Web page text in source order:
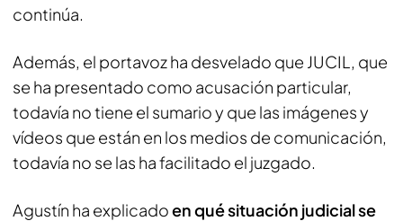
continúa.
Además, el portavoz ha desvelado que JUCIL, que
se ha presentado como acusación particular,
todavía no tiene el sumario y que las imágenes y
vídeos que están en los medios de comunicación,
todavía no se las ha facilitado el juzgado.
Agustín ha explicadoen qué situación judicial se